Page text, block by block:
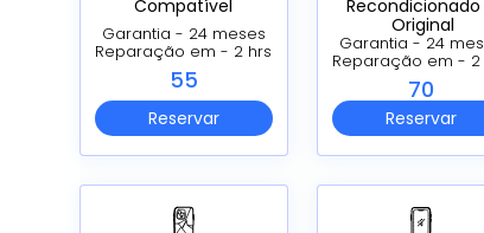
Compatível
Garantia - 24 meses
Reparação em - 2 hrs
55
Reservar
Original
Garantia - 24
Reparação em - 2
70
Reservar